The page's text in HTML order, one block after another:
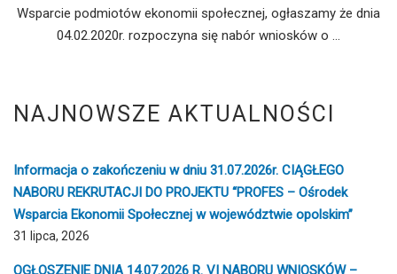
Wsparcie podmiotów ekonomii społecznej, ogłaszamy że dnia
04.02.2020r. rozpoczyna się nabór wniosków o …
NAJNOWSZE AKTUALNOŚCI
Informacja o zakończeniu w dniu 31.07.2026r. CIĄGŁEGO
NABORU REKRUTACJI DO PROJEKTU “PROFES – Ośrodek
Wsparcia Ekonomii Społecznej w województwie opolskim”
31 lipca, 2026
OGŁOSZENIE DNIA 14.07.2026 R. VI NABORU WNIOSKÓW –